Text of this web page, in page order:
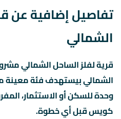
تفاصيل إضافية عن
الشمالي
قرية لفلز الساحل الشمالي
الشمالي بيستهدف فئة معينة
وحدة للسكن أو الاستثمار،
كويس قبل أي خطوة.